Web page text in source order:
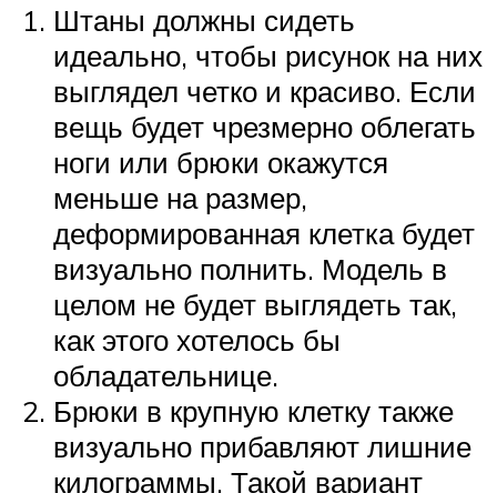
Штаны должны сидеть
идеально, чтобы рисунок на них
выглядел четко и красиво. Если
вещь будет чрезмерно облегать
ноги или брюки окажутся
меньше на размер,
деформированная клетка будет
визуально полнить. Модель в
целом не будет выглядеть так,
как этого хотелось бы
обладательнице.
Брюки в крупную клетку также
визуально прибавляют лишние
килограммы. Такой вариант